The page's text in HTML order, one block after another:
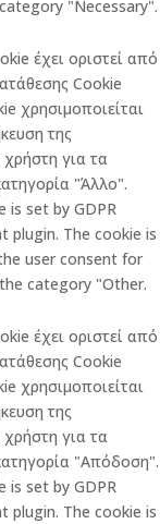
"Necessary".
έχει οριστεί από
Cookie
χρησιμοποιείται
της
για τα
"Άλλο".
is set by GDPR
plugin. The cookie is
user consent for
category "Other.
έχει οριστεί από
Cookie
χρησιμοποιείται
της
για τα
"Απόδοση".
is set by GDPR
plugin. The cookie is